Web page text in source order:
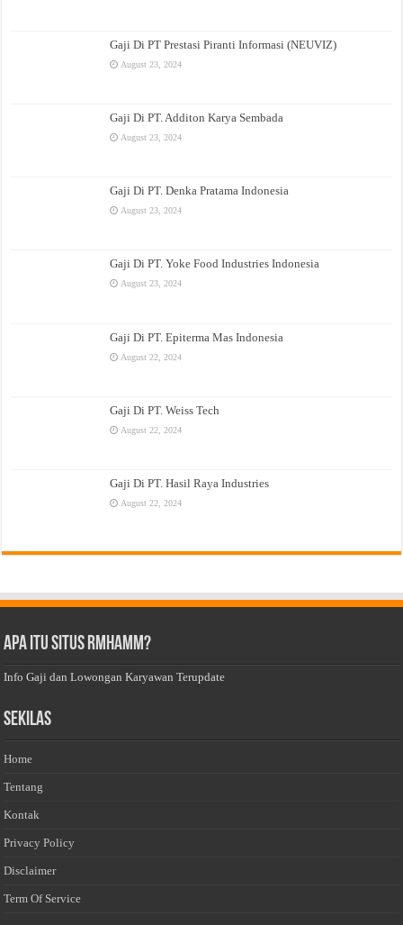
Gaji Di PT Prestasi Piranti Informasi (NEUVIZ)
August 23, 2024
Gaji Di PT. Additon Karya Sembada
August 23, 2024
Gaji Di PT. Denka Pratama Indonesia
August 23, 2024
Gaji Di PT. Yoke Food Industries Indonesia
August 23, 2024
Gaji Di PT. Epiterma Mas Indonesia
August 22, 2024
Gaji Di PT. Weiss Tech
August 22, 2024
Gaji Di PT. Hasil Raya Industries
August 22, 2024
Apa Itu Situs Rmhamm?
Info Gaji dan Lowongan Karyawan Terupdate
Sekilas
Home
Tentang
Kontak
Privacy Policy
Disclaimer
Term Of Service